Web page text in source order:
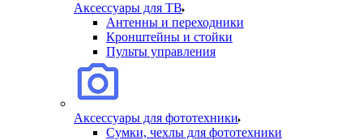
Аксессуары для ТВ
Антенны и переходники
Кронштейны и стойки
Пульты управления
Аксессуары для фототехники
Сумки, чехлы для фототехники